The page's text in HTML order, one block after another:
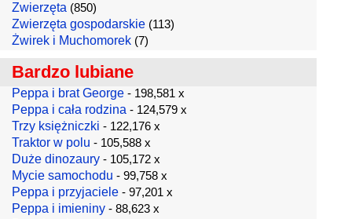
Zwierzęta (850)
Zwierzęta gospodarskie (113)
Żwirek i Muchomorek (7)
Bardzo lubiane
Peppa i brat George - 198,581 x
Peppa i cała rodzina - 124,579 x
Trzy księżniczki - 122,176 x
Traktor w polu - 105,588 x
Duże dinozaury - 105,172 x
Mycie samochodu - 99,758 x
Peppa i przyjaciele - 97,201 x
Peppa i imieniny - 88,623 x